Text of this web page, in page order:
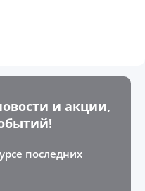
и акции,
последних